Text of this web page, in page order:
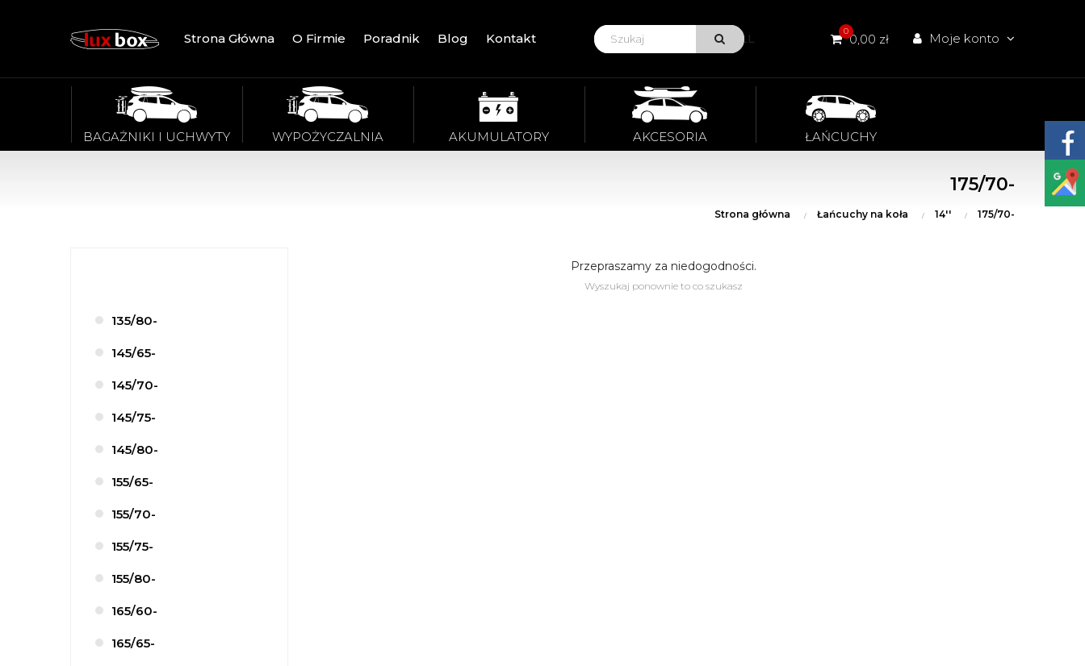
Strona Główna O Firmie Poradnik Blog Kontakt VIEW ALL 00,00 zł Moje konto
BAGAŻNIKI I UCHWYTY WYPOŻYCZALNIA AKUMULATORY AKCESORIA ŁAŃCUCHY
175/70-
Strona główna Łańcuchy na koła 14'' 175/70-
135/80-
145/65-
145/70-
145/75-
145/80-
155/65-
155/70-
155/75-
155/80-
165/60-
165/65-
Przepraszamy za niedogodności.
Wyszukaj ponownie to co szukasz